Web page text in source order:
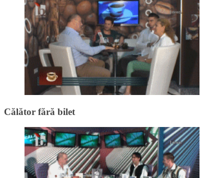
Călător fără bilet